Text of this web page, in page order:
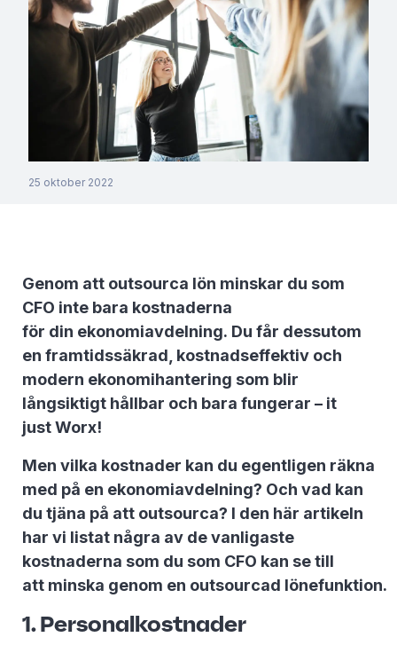
25 oktober 2022
Genom att outsourca lön minskar du som
CFO inte bara kostnaderna
för din ekonomiavdelning. Du får dessutom
en framtidssäkrad, kostnadseffektiv och
modern ekonomihantering som blir
långsiktigt hållbar och bara fungerar – it
just Worx!
Men vilka kostnader kan du egentligen räkna
med på en ekonomiavdelning? Och vad kan
du tjäna på att outsourca? I den här artikeln
har vi listat några av de vanligaste
kostnaderna som du som CFO kan se till
att minska genom en outsourcad lönefunktion.
1. Personalkostnader